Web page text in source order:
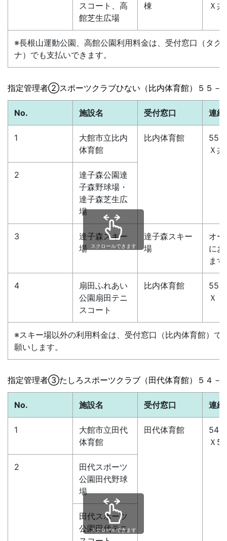
スコート、高
館芝生広場
棟
Ｘ
※長根山運動公園、高館公園利用料金は、受付窓口（タク
ナ）でも支払いできます。
指定管理者②スポーツクラブひない（比内体育館）５５－
No. 施設名 受付窓口 連絡
1
大館市立比内
体育館
比内体育館
55-
Ｘ
2
達子森公園達
子森野球場・
達子森芝生広
場
3
達子森スキー
場
達子森スキー
場
オ
に
ます
4
扇田ふれあい
公園扇田テニ
スコート
比内体育館
55-
Ｘ
※スキー場以外の利用料金は、受付窓口（比内体育館）で
願いします。
スクロールできます
指定管理者③たしろスポーツクラブ（田代体育館）５４－
No. 施設名 受付窓口 連絡
1
大館市立田代
体育館
田代体育館
54-
Ｘ
2
田代スポーツ
公園田代野球
場
田代スポーツ
公園田代テニ
スクロールできます